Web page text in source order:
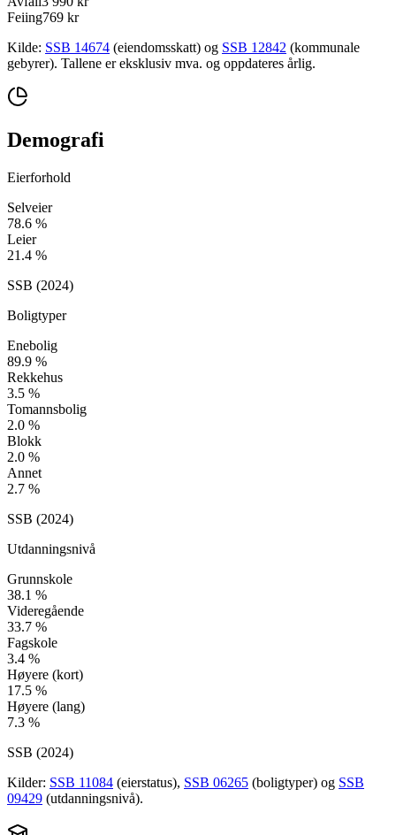
Feiing769 kr
Kilde: SSB 14674 (eiendomsskatt) og SSB 12842 (kommunale
gebyrer). Tallene er eksklusiv mva. og oppdateres årlig.
Demografi
Eierforhold
Selveier
78.6 %
Leier
21.4 %
SSB (2024)
Boligtyper
Enebolig
89.9 %
Rekkehus
3.5 %
Tomannsbolig
2.0 %
Blokk
2.0 %
Annet
2.7 %
SSB (2024)
Utdanningsnivå
Grunnskole
38.1 %
Videregående
33.7 %
Fagskole
3.4 %
Høyere (kort)
17.5 %
Høyere (lang)
7.3 %
SSB (2024)
Kilder: SSB 11084 (eierstatus), SSB 06265 (boligtyper) og SSB
09429 (utdanningsnivå).